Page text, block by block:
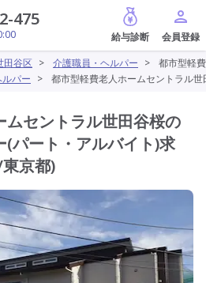
475 給与診断
田谷区 > 介護職員・ヘルパー >
都市型軽
パー > 都市型軽費老人ホームセントラル
ムセントラル世田谷桜の
パート・アルバイト)求
京都)